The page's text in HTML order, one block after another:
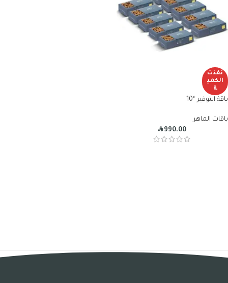
نفذت
الكمي
ة
باقة التوفير *10
باقات الماهر
R990.00